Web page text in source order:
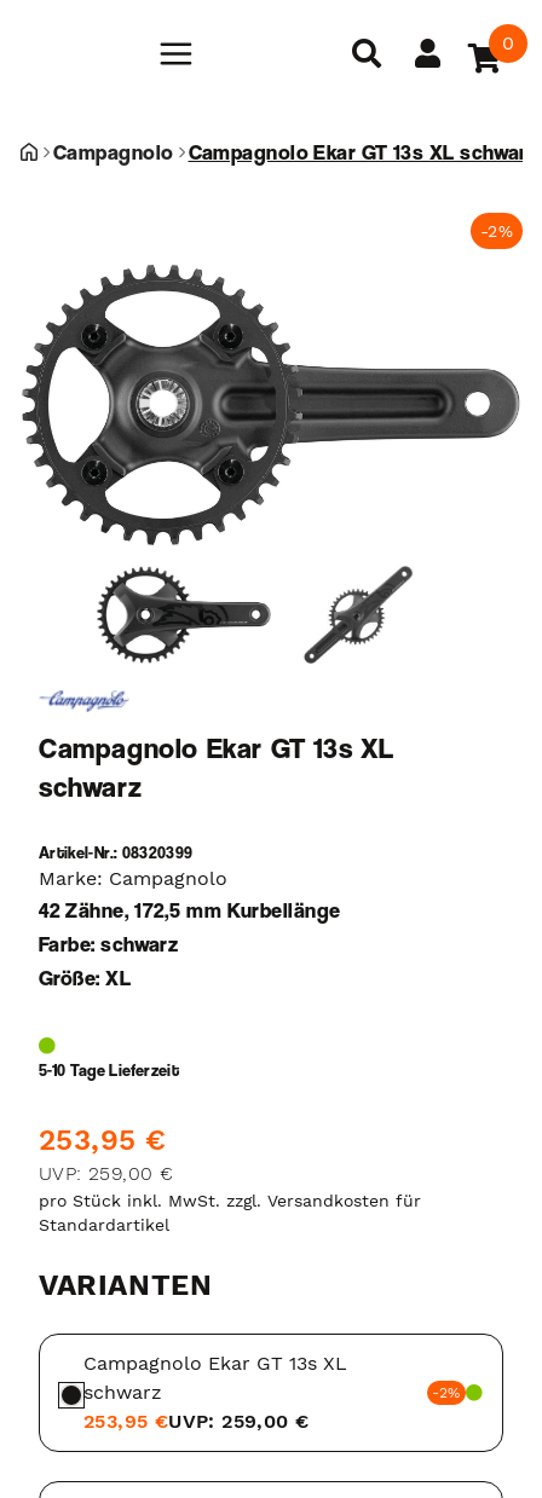
0
Campagnolo Campagnolo Ekar GT 13s XL schwarz
-2%
Campagnolo Ekar GT 13s XL
schwarz
Artikel-Nr.: 08320399
Marke: Campagnolo
42 Zähne, 172,5 mm Kurbellänge
Farbe: schwarz
Größe: XL
5-10 Tage Lieferzeit
253,95 €
UVP: 259,00 €
pro Stück inkl. MwSt. zzgl. Versandkosten für
Standardartikel
VARIANTEN
Campagnolo Ekar GT 13s XL
schwarz
253,95 €UVP: 259,00 €
-2%